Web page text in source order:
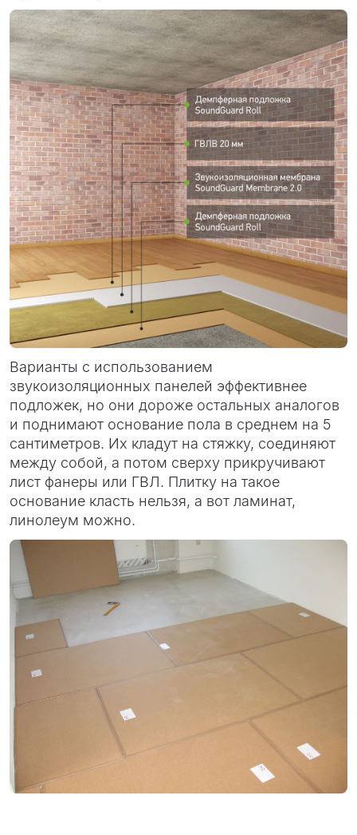
Варианты с использованием
звукоизоляционных панелей эффективнее
подложек, но они дороже остальных аналогов
и поднимают основание пола в среднем на 5
сантиметров. Их кладут на стяжку, соединяют
между собой, а потом сверху прикручивают
лист фанеры или ГВЛ. Плитку на такое
основание класть нельзя, а вот ламинат,
линолеум можно.